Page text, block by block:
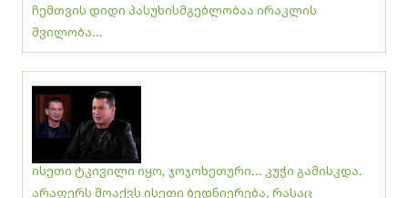
ჩემთვის დიდი პასუხისმგებლობაა ირაკლის
შვილობა...
ისეთი ტკივილი იყო, ჯოჯოხეთური... კუჭი გამისკდა.
არაფერს მოაქვს ისეთი ბედნიერება, რასაც